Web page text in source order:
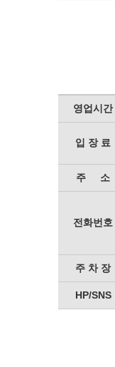
영업시간
입 장 료
주 소
전화번호
주 차 장
HP/SNS